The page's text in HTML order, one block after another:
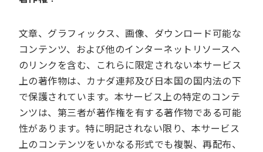
文章、グラフィックス、画像、ダウンロード可能な
コンテンツ、および他のインターネットリソースへ
のリンクを含む、これらに限定されない本サービス
上の著作物は、カナダ連邦及び日本国の国内法の下
で保護されています。本サービス上の特定のコンテ
ンツは、第三者が著作権を有する著作物である可能
性があります。特に明記されない限り、本サービス
上のコンテンツをいかなる形式でも複製、再配布、